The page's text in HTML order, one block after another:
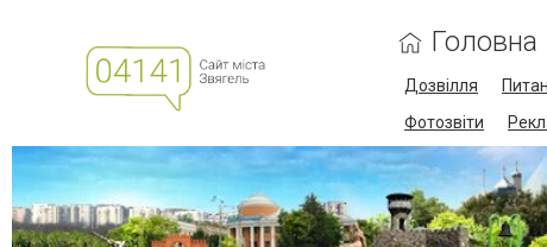
Головна
Дозвілля
Фотозвіти